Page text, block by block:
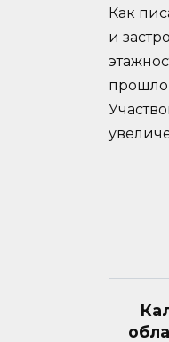
Как
и